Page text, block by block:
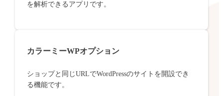
を解析できるアプリです。
カラーミーWPオプション
ショップと同じURLでWordPressのサイトを開設でき
る機能です。